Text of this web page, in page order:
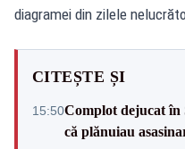
diagramei din zilele
CITEȘTE ȘI
15:50Complot dejucat în
că plănuiau